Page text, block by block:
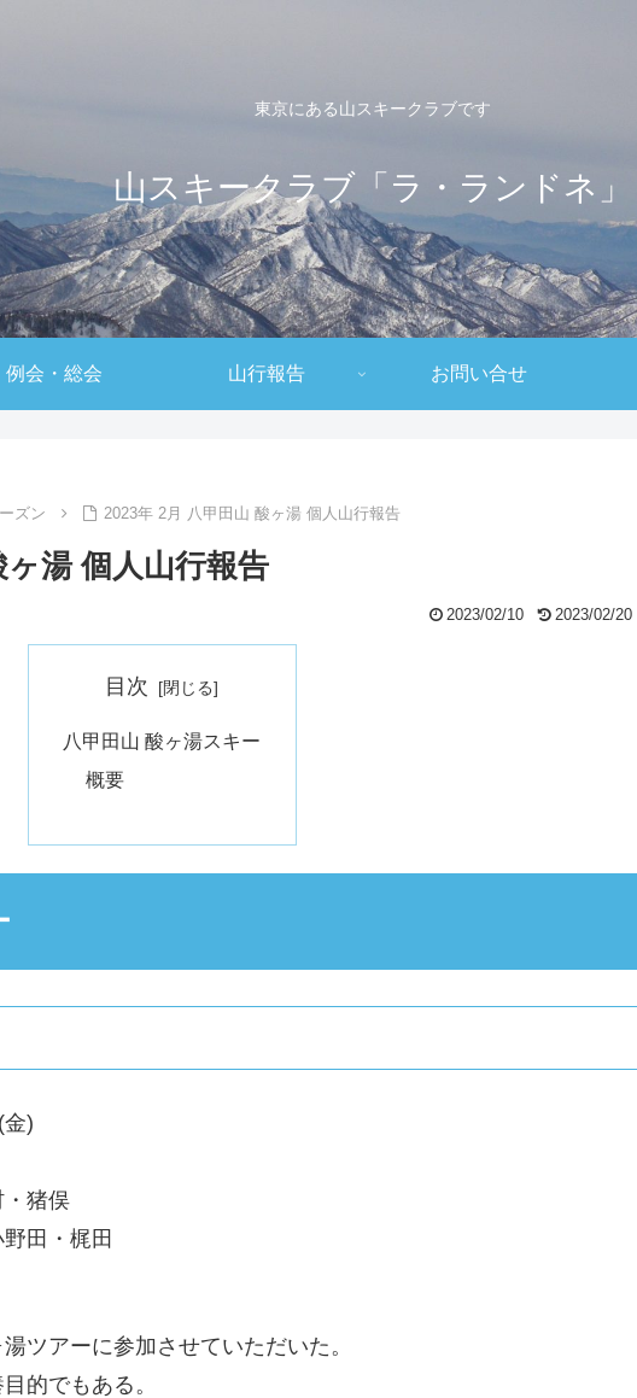
東京にある山スキークラブです
山スキークラブ「ラ・ランドネ」
例会・総会 山行報告 お問い合せ
ズン 2023年 2月 八甲田山 酸ヶ湯 個人山行報告
湯 個人山行報告
2023/02/10 2023/02/20
目次
八甲田山 酸ヶ湯スキー
概要
)
猪俣
田・梶田
ツアーに参加させていただいた。
的でもある。